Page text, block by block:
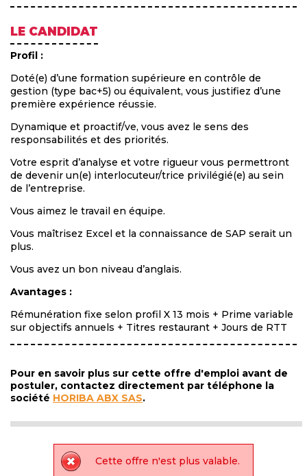
LE CANDIDAT
Profil :
Doté(e) d’une formation supérieure en contrôle de
gestion (type bac+5) ou équivalent, vous justifiez d’une
première expérience réussie.
Dynamique et proactif/ve, vous avez le sens des
responsabilités et des priorités.
Votre esprit d’analyse et votre rigueur vous permettront
de devenir un(e) interlocuteur/trice privilégié(e) au sein
de l’entreprise.
Vous aimez le travail en équipe.
Vous maîtrisez Excel et la connaissance de SAP serait un
plus.
Vous avez un bon niveau d’anglais.
Avantages :
Rémunération fixe selon profil X 13 mois + Prime variable
sur objectifs annuels + Titres restaurant + Jours de RTT
Pour en savoir plus sur cette offre d'emploi avant de
postuler, contactez directement par téléphone la
société HORIBA ABX SAS.
Cette offre n'est plus valable.